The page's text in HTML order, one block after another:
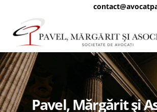
Pavel, Mărgărit și